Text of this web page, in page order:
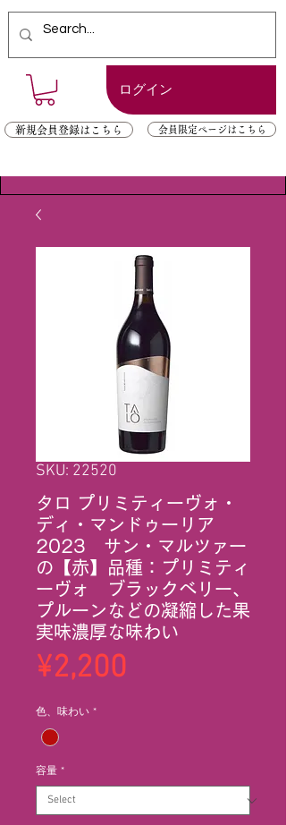
ログイン
新規会員登録はこちら 会員限定ページはこちら
SKU: 22520
タロ プリミティーヴォ・
ディ・マンドゥーリア
2023 サン・マルツァー
の【赤】品種：プリミティ
ーヴォ ブラックベリー、
プルーンなどの凝縮した果
実味濃厚な味わい
¥2,200
色、味わい *
容量 *